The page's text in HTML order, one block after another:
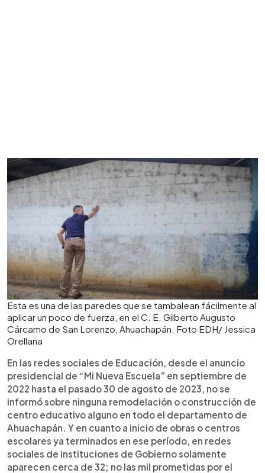
Esta es una de las paredes que se tambalean fácilmente al
aplicar un poco de fuerza, en el C. E. Gilberto Augusto
Cárcamo de San Lorenzo, Ahuachapán. Foto EDH/ Jessica
Orellana
En las redes sociales de Educación, desde el anuncio
presidencial de “Mi Nueva Escuela” en septiembre de
2022 hasta el pasado 30 de agosto de 2023, no se
informó sobre ninguna remodelación o construcción de
centro educativo alguno en todo el departamento de
Ahuachapán. Y en cuanto a inicio de obras o centros
escolares ya terminados en ese período, en redes
sociales de instituciones de Gobierno solamente
aparecen cerca de 32; no las mil prometidas por el